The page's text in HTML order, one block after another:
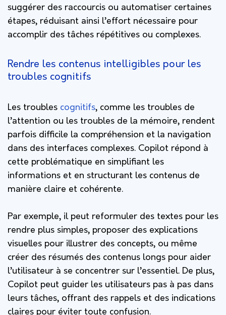
suggérer des raccourcis ou automatiser certaines
étapes, réduisant ainsi l’effort nécessaire pour
accomplir des tâches répétitives ou complexes.
Rendre les contenus intelligibles pour les
troubles cognitifs
Les troubles cognitifs, comme les troubles de
l’attention ou les troubles de la mémoire, rendent
parfois difficile la compréhension et la navigation
dans des interfaces complexes. Copilot répond à
cette problématique en simplifiant les
informations et en structurant les contenus de
manière claire et cohérente.
Par exemple, il peut reformuler des textes pour les
rendre plus simples, proposer des explications
visuelles pour illustrer des concepts, ou même
créer des résumés des contenus longs pour aider
l’utilisateur à se concentrer sur l’essentiel. De plus,
Copilot peut guider les utilisateurs pas à pas dans
leurs tâches, offrant des rappels et des indications
claires pour éviter toute confusion.